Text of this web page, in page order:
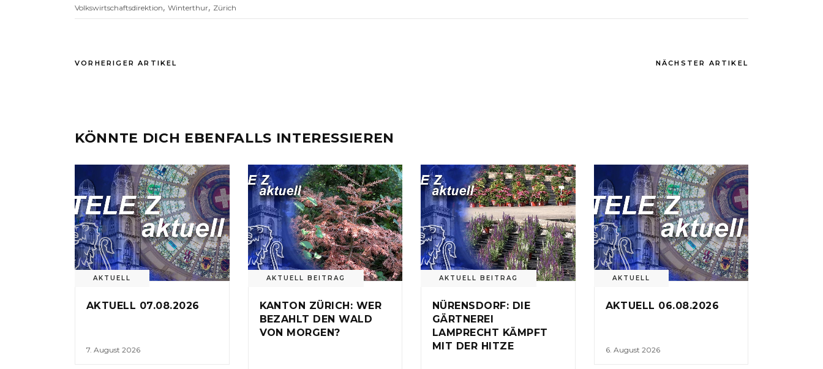
Volkswirtschaftsdirektion, Winterthur, Zürich
VORHERIGER ARTIKEL NÄCHSTER ARTIKEL
KÖNNTE DICH EBENFALLS INTERESSIEREN
AKTUELL
AKTUELL 07.08.2026
7. August 2026
AKTUELL BEITRAG
KANTON ZÜRICH: WER
BEZAHLT DEN WALD
VON MORGEN?
AKTUELL BEITRAG
NÜRENSDORF: DIE
GÄRTNEREI
LAMPRECHT KÄMPFT
MIT DER HITZE
AKTUELL
AKTUELL 06.08.2026
6. August 2026